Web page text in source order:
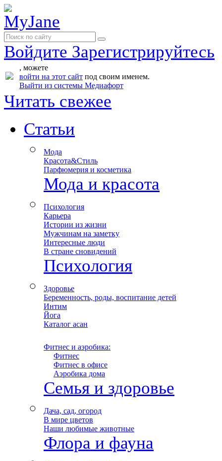
Войдите Зарегистрируйтесь
, можете
войти на этот сайт под своим именем.
Выйти из системы Медиафорт
Читать свежее
Статьи
Мода
Красота&Стиль
Парфюмерия и косметика
Мода и красота
Психология
Карьера
Истории из жизни
Мужчинам на заметку
Интересные люди
В стране сновидений
Психология
Здоровье
Беременность, роды, воспитание детей
Интим
Йога
Каталог асан
Фитнес и аэробика:
Фитнес
Фитнес в офисе
Аэробика дома
Семья и здоровье
Дача, сад, огород
В мире цветов
Наши любимые животные
Флора и фауна